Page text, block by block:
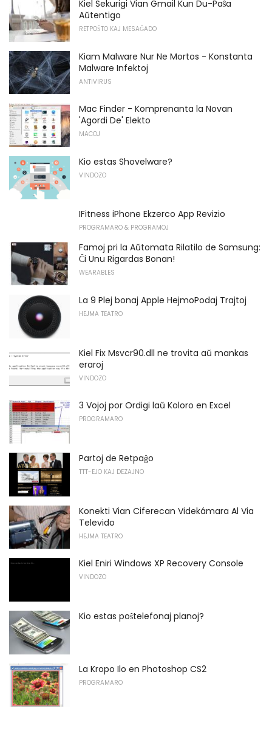
Kiel Sekurigi Vian Gmail Kun Du-Paŝa
Aŭtentigo
RETPOŜTO KAJ MESAĜADO
Kiam Malware Nur Ne Mortos - Konstanta
Malware Infektoj
ANTIVIRUS
Mac Finder - Komprenanta la Novan
'Agordi De' Elekto
MACOJ
Kio estas Shovelware?
VINDOZO
IFitness iPhone Ekzerco App Revizio
PROGRAMARO & PROGRAMOJ
Famoj pri la Aŭtomata Rilatilo de Samsung:
Ĉi Unu Rigardas Bonan!
WEARABLES
La 9 Plej bonaj Apple HejmoPodaj Trajtoj
HEJMA TEATRO
Kiel Fix Msvcr90.dll ne trovita aŭ mankas
eraroj
VINDOZO
3 Vojoj por Ordigi laŭ Koloro en Excel
PROGRAMARO
Partoj de Retpaĝo
TTT-EJO KAJ DEZAJNO
Konekti Vian Ciferecan Videkámara Al Via
Televido
HEJMA TEATRO
Kiel Eniri Windows XP Recovery Console
VINDOZO
Kio estas poŝtelefonaj planoj?
La Kropo Ilo en Photoshop CS2
PROGRAMARO